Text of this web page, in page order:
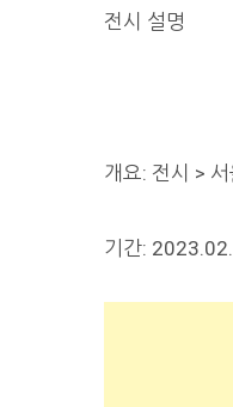
전시 설명
개요: 전시 > 서
기간: